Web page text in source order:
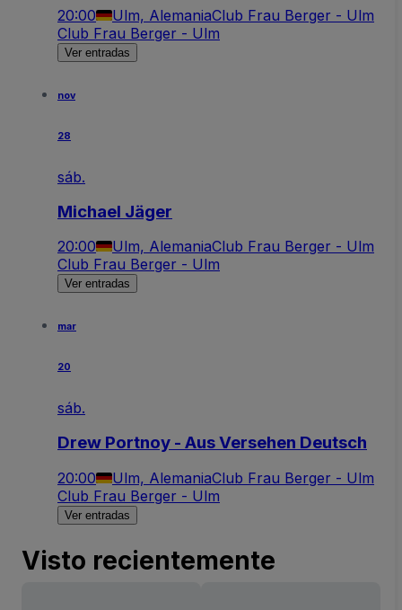
20:00 Ulm, AlemaniaClub Frau Berger - Ulm
Club Frau Berger - Ulm
Ver entradas
nov
28
sáb.
Michael Jäger
20:00 Ulm, AlemaniaClub Frau Berger - Ulm
Club Frau Berger - Ulm
Ver entradas
mar
20
sáb.
Drew Portnoy - Aus Versehen Deutsch
20:00 Ulm, AlemaniaClub Frau Berger - Ulm
Club Frau Berger - Ulm
Ver entradas
Visto recientemente